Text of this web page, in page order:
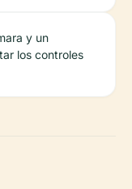
y un
los controles